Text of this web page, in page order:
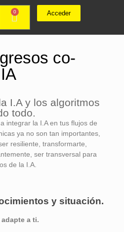
0 Acceder
co-
I.A y los algoritmos
todo.
integrar la I.A en tus flujos de
ya no son tan importantes,
resiliente, transformarte,
ser transversal para
de la I.A.
y situación.
a ti.